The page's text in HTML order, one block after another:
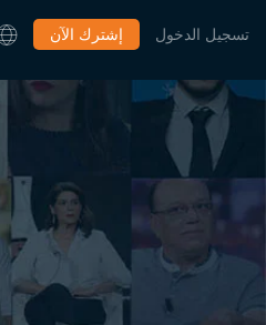
إشترك الآن تسجيل الدخول